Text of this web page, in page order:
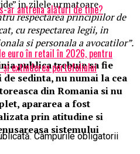
in zilele urmatoare
respectarea principiilor de
cu respectarea legii, in
si personala a avocatilor”.
publica trebuie sa fie
sedinta, nu numai la cea
din Romania si nu
apararea a fost
prin atitudine si
sistemului
ar antrena alături de tine?
euro în retail în 2026, pentru
și extinderea portofoliului
Câmpurile obligatorii